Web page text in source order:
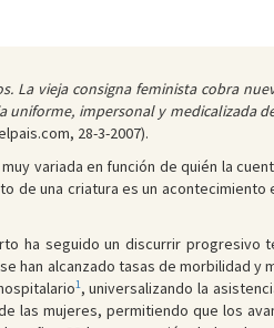
La vieja consigna feminista cobra
uniforme, impersonal y medicalizada
28-3-2007).
variada en función de quién la
de una criatura es un
ha seguido un discurrir
han alcanzado tasas de morbilidad
1, universalizando la
las mujeres, permitiendo que los